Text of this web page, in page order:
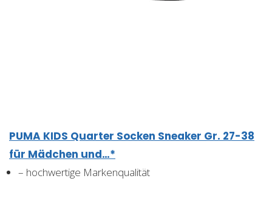
PUMA KIDS Quarter Socken Sneaker Gr. 27-38
für Mädchen und…*
– hochwertige Markenqualität